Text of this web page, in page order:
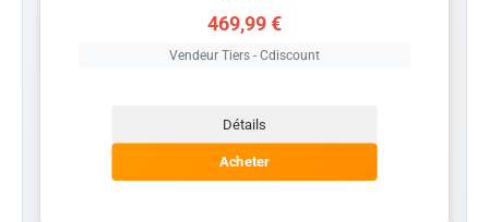
469,99 €
Vendeur Tiers - Cdiscount
Détails
Acheter